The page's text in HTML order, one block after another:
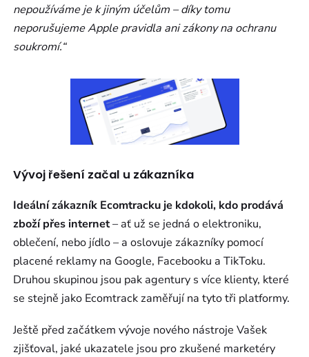
nepoužíváme je k jiným účelům – díky tomu
neporušujeme Apple pravidla ani zákony na ochranu
soukromí.“
Vývoj řešení začal u zákazníka
Ideální zákazník Ecomtracku je kdokoli, kdo prodává
zboží přes internet– ať už se jedná o elektroniku,
oblečení, nebo jídlo – a oslovuje zákazníky pomocí
placené reklamy na Google, Facebooku a TikToku.
Druhou skupinou jsou pak agentury s více klienty, které
se stejně jako Ecomtrack zaměřují na tyto tři platformy.
Ještě před začátkem vývoje nového nástroje Vašek
zjišťoval, jaké ukazatele jsou pro zkušené marketéry